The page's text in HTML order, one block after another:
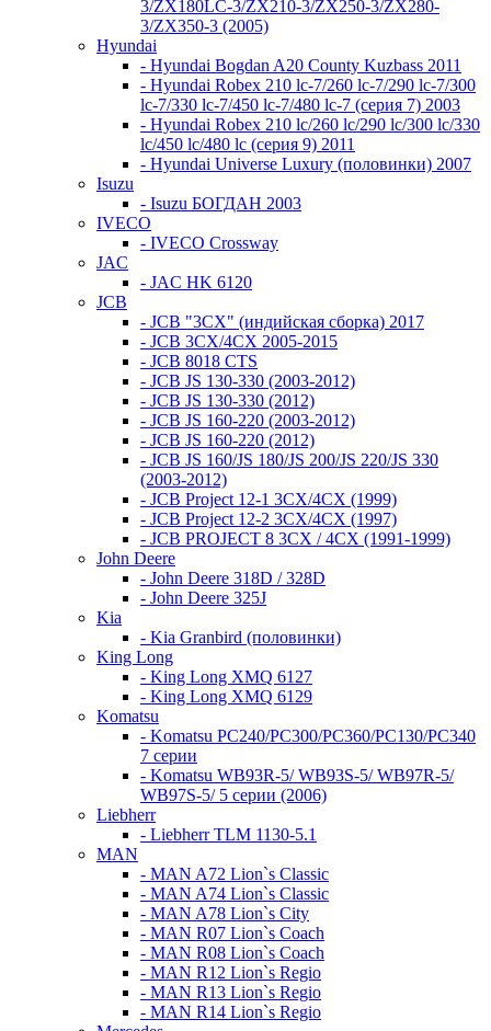
3/ZX180LC-3/ZX210-3/ZX250-3/ZX280-
3/ZX350-3 (2005)
Hyundai
- Hyundai Bogdan A20 County Kuzbass 2011
- Hyundai Robex 210 lc-7/260 lc-7/290 lc-7/300
lc-7/330 lc-7/450 lc-7/480 lc-7 (серия 7) 2003
- Hyundai Robex 210 lc/260 lc/290 lc/300 lc/330
lc/450 lc/480 lc (серия 9) 2011
- Hyundai Universe Luxury (половинки) 2007
Isuzu
- Isuzu БОГДАН 2003
IVECO
- IVECO Crossway
JAC
- JAC HK 6120
JCB
- JCB "3СХ" (индийская сборка) 2017
- JCB 3СХ/4СХ 2005-2015
- JCB 8018 CTS
- JCB JS 130-330 (2003-2012)
- JCB JS 130-330 (2012)
- JCB JS 160-220 (2003-2012)
- JCB JS 160-220 (2012)
- JCB JS 160/JS 180/JS 200/JS 220/JS 330
(2003-2012)
- JCB Project 12-1 3CX/4CX (1999)
- JCB Project 12-2 3CX/4CX (1997)
- JCB PROJECT 8 3CX / 4CX (1991-1999)
John Deere
- John Deere 318D / 328D
- John Deere 325J
Kia
- Kia Granbird (половинки)
King Long
- King Long XMQ 6127
- King Long XMQ 6129
Komatsu
- Komatsu PC240/PC300/PC360/PC130/PC340
7 серии
- Komatsu WB93R-5/ WB93S-5/ WB97R-5/
WB97S-5/ 5 серии (2006)
Liebherr
- Liebherr TLM 1130-5.1
MAN
- MAN A72 Lion`s Classic
- MAN A74 Lion`s Classic
- MAN A78 Lion`s City
- MAN R07 Lion`s Coach
- MAN R08 Lion`s Coach
- MAN R12 Lion`s Regio
- MAN R13 Lion`s Regio
- MAN R14 Lion`s Regio